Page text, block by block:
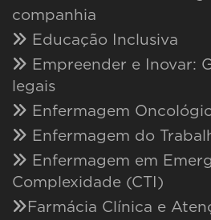
companhia
Educação Inclusiva
Empreender e Inovar:
legais
Enfermagem
Enfermagem do
Enfermagem em
Complexidade (CTI)
Farmácia Clínica e